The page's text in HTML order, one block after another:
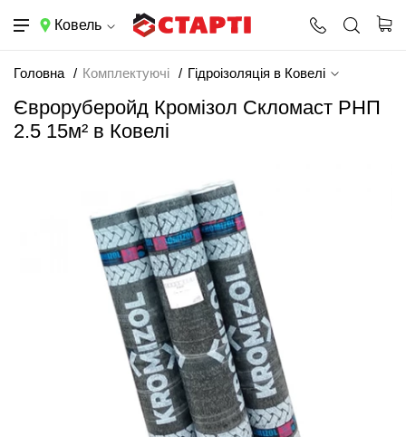
Ковель
Головна Комплектуючі Гідроізоляція в Ковелі
Євроруберойд Кромізол Скломаст РНП
2.5 15м² в Ковелі